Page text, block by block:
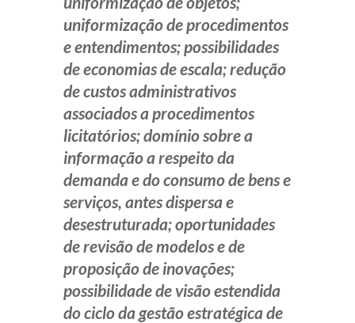
uniformização de procedimentos
e entendimentos; possibilidades
de economias de escala; redução
de custos administrativos
associados a procedimentos
licitatórios; domínio sobre a
informação a respeito da
demanda e do consumo de bens e
serviços, antes dispersa e
desestruturada; oportunidades
de revisão de modelos e de
proposição de inovações;
possibilidade de visão estendida
do ciclo da gestão estratégica de